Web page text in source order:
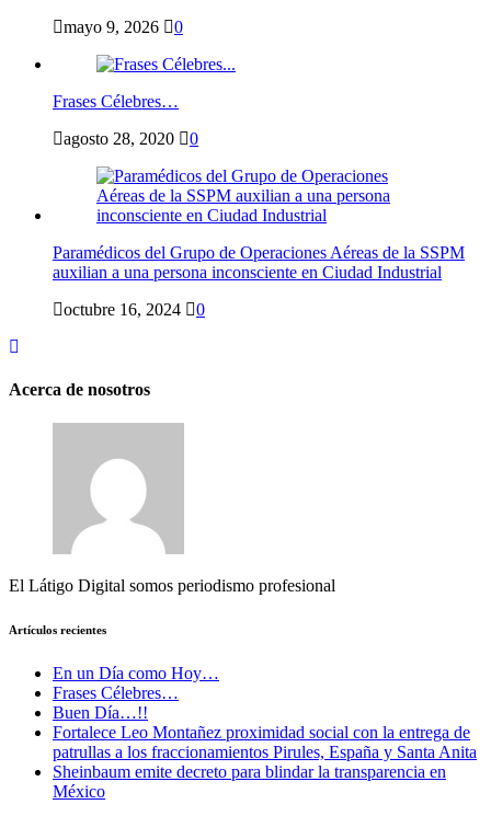
mayo 9, 2026
0
Frases Célebres…
agosto 28, 2020
0
Paramédicos del Grupo de Operaciones Aéreas de la SSPM
auxilian a una persona inconsciente en Ciudad Industrial
octubre 16, 2024
0
Acerca de nosotros
El Látigo Digital somos periodismo profesional
Artículos recientes
En un Día como Hoy…
Frases Célebres…
Buen Día…!!
Fortalece Leo Montañez proximidad social con la entrega de
patrullas a los fraccionamientos Pirules, España y Santa Anita
Sheinbaum emite decreto para blindar la transparencia en
México